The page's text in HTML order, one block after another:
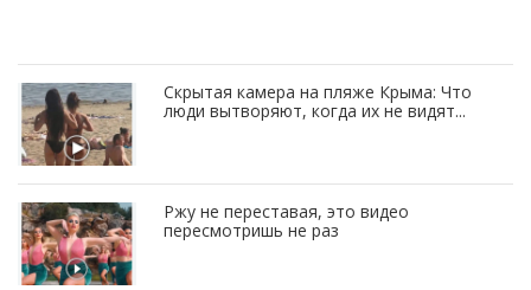
Скрытая камера на пляже Крыма: Что
люди вытворяют, когда их не видят...
Ржу не переставая, это видео
пересмотришь не раз